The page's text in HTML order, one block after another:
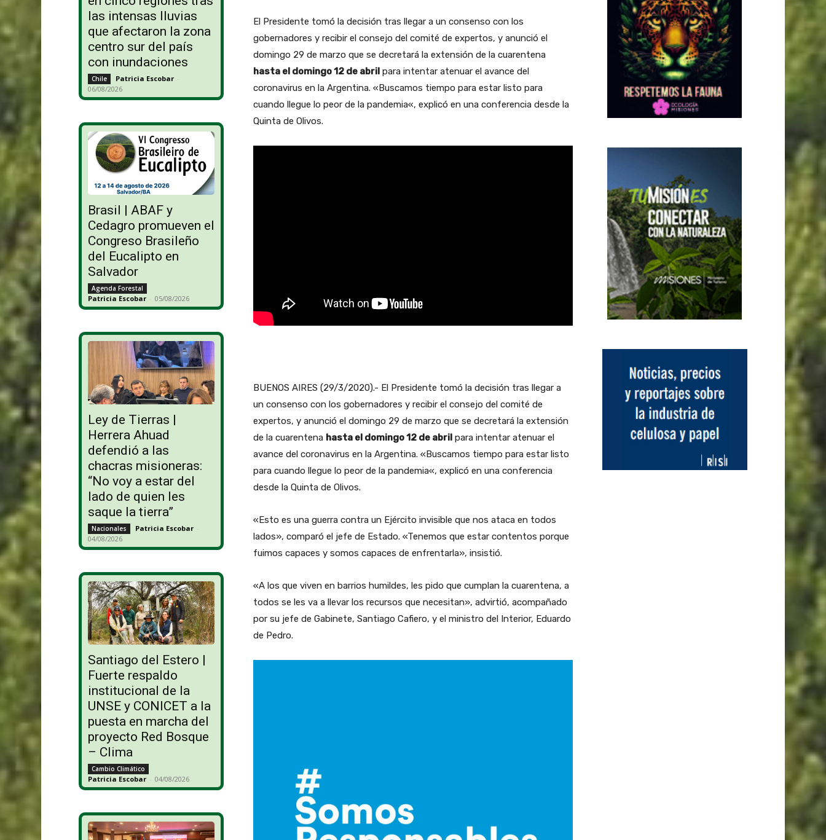
las intensas lluvias
que afectaron la zona
centro sur del país
con inundaciones
Chile Patricia Escobar -
06/08/2026
Brasil | ABAF y
Cedagro promueven el
Congreso Brasileño
del Eucalipto en
Salvador
Agenda Forestal
Patricia Escobar - 05/08/2026
Ley de Tierras |
Herrera Ahuad
defendió a las
chacras misioneras:
“No voy a estar del
lado de quien les
saque la tierra”
Nacionales Patricia Escobar -
04/08/2026
Santiago del Estero |
Fuerte respaldo
institucional de la
UNSE y CONICET a la
puesta en marcha del
proyecto Red Bosque
– Clima
Cambio Climático
Patricia Escobar - 04/08/2026
El Presidente tomó la decisión tras llegar a un consenso con los
gobernadores y recibir el consejo del comité de expertos, y anunció el
domingo 29 de marzo que se decretará la extensión de la cuarentena
hasta el domingo 12 de abrilpara intentar atenuar el avance del
coronavirus en la Argentina. «Buscamos tiempo para estar listo para
cuando llegue lo peor de la pandemia«, explicó en una conferencia desde la
Quinta de Olivos.
BUENOS AIRES (29/3/2020).- El Presidente tomó la decisión tras llegar a
un consenso con los gobernadores y recibir el consejo del comité de
expertos, y anunció el domingo 29 de marzo que se decretará la extensión
de la cuarentena hasta el domingo 12 de abrilpara intentar atenuar el
avance del coronavirus en la Argentina. «Buscamos tiempo para estar listo
para cuando llegue lo peor de la pandemia«, explicó en una conferencia
desde la Quinta de Olivos.
«Esto es una guerra contra un Ejército invisible que nos ataca en todos
lados», comparó el jefe de Estado. «Tenemos que estar contentos porque
fuimos capaces y somos capaces de enfrentarla», insistió.
«A los que viven en barrios humildes, les pido que cumplan la cuarentena, a
todos se les va a llevar los recursos que necesitan», advirtió, acompañado
por su jefe de Gabinete, Santiago Cafiero, y el ministro del Interior, Eduardo
de Pedro.